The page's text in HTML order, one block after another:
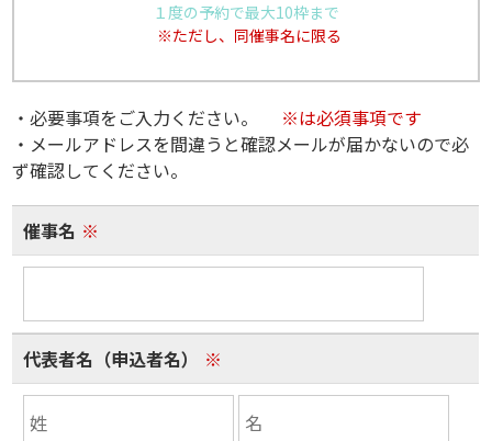
１度の予約で最大10枠まで
※ただし、同催事名に限る
・必要事項をご入力ください。
※は必須事項です
・メールアドレスを間違うと確認メールが届かないので必
ず確認してください。
催事名 ※
代表者名（申込者名） ※